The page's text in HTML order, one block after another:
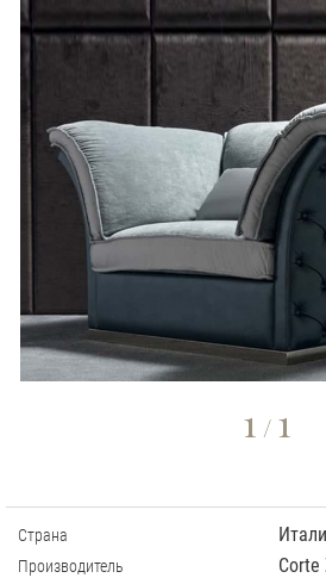
1 / 1
Страна
Производитель Corte